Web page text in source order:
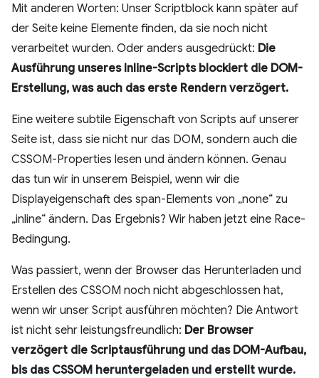
Mit anderen Worten: Unser Scriptblock kann später auf
der Seite keine Elemente finden, da sie noch nicht
verarbeitet wurden. Oder anders ausgedrückt: Die
Ausführung unseres Inline-Scripts blockiert die DOM-
Erstellung, was auch das erste Rendern verzögert.
Eine weitere subtile Eigenschaft von Scripts auf unserer
Seite ist, dass sie nicht nur das DOM, sondern auch die
CSSOM-Properties lesen und ändern können. Genau
das tun wir in unserem Beispiel, wenn wir die
Displayeigenschaft des span-Elements von „none“ zu
„inline“ ändern. Das Ergebnis? Wir haben jetzt eine Race-
Bedingung.
Was passiert, wenn der Browser das Herunterladen und
Erstellen des CSSOM noch nicht abgeschlossen hat,
wenn wir unser Script ausführen möchten? Die Antwort
ist nicht sehr leistungsfreundlich: Der Browser
verzögert die Scriptausführung und das DOM-Aufbau,
bis das CSSOM heruntergeladen und erstellt wurde.